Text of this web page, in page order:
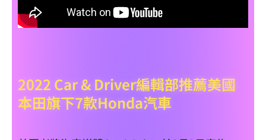
2022 Car & Driver編輯部推薦美國
本田旗下7款Honda汽車